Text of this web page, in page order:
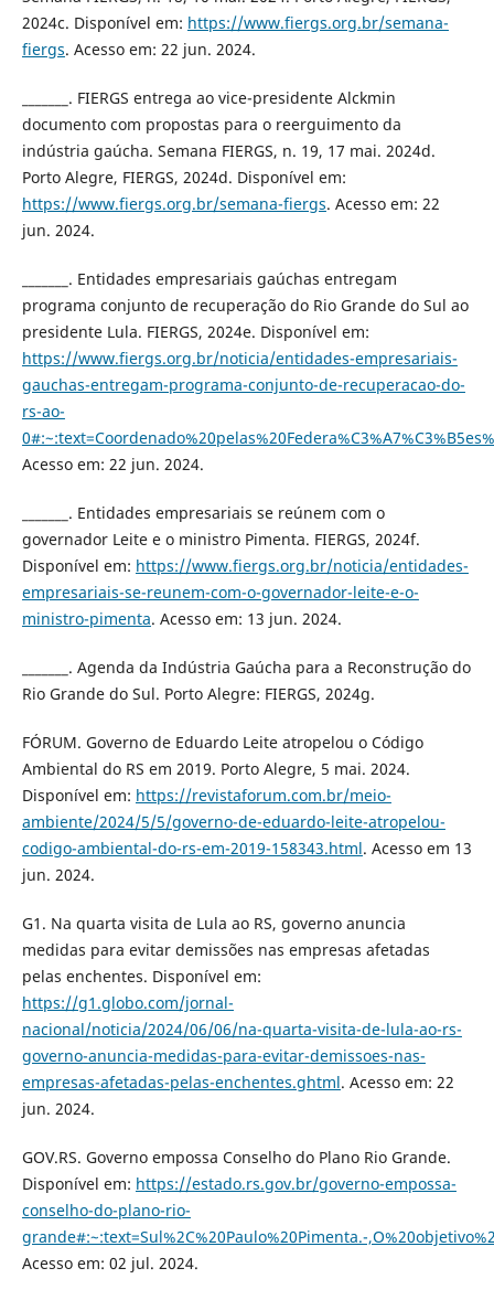
2024c. Disponível em: https://www.fiergs.org.br/semana-
fiergs. Acesso em: 22 jun. 2024.
_______. FIERGS entrega ao vice-presidente Alckmin
documento com propostas para o reerguimento da
indústria gaúcha. Semana FIERGS, n. 19, 17 mai. 2024d.
Porto Alegre, FIERGS, 2024d. Disponível em:
https://www.fiergs.org.br/semana-fiergs. Acesso em: 22
jun. 2024.
_______. Entidades empresariais gaúchas entregam
programa conjunto de recuperação do Rio Grande do Sul ao
presidente Lula. FIERGS, 2024e. Disponível em:
https://www.fiergs.org.br/noticia/entidades-empresariais-
gauchas-entregam-programa-conjunto-de-recuperacao-do-
rs-ao-
Acesso em: 22 jun. 2024.
_______. Entidades empresariais se reúnem com o
governador Leite e o ministro Pimenta. FIERGS, 2024f.
Disponível em: https://www.fiergs.org.br/noticia/entidades-
empresariais-se-reunem-com-o-governador-leite-e-o-
ministro-pimenta. Acesso em: 13 jun. 2024.
_______. Agenda da Indústria Gaúcha para a Reconstrução do
Rio Grande do Sul. Porto Alegre: FIERGS, 2024g.
FÓRUM. Governo de Eduardo Leite atropelou o Código
Ambiental do RS em 2019. Porto Alegre, 5 mai. 2024.
Disponível em: https://revistaforum.com.br/meio-
ambiente/2024/5/5/governo-de-eduardo-leite-atropelou-
codigo-ambiental-do-rs-em-2019-158343.html. Acesso em 13
jun. 2024.
G1. Na quarta visita de Lula ao RS, governo anuncia
medidas para evitar demissões nas empresas afetadas
pelas enchentes. Disponível em:
https://g1.globo.com/jornal-
nacional/noticia/2024/06/06/na-quarta-visita-de-lula-ao-rs-
governo-anuncia-medidas-para-evitar-demissoes-nas-
empresas-afetadas-pelas-enchentes.ghtml. Acesso em: 22
jun. 2024.
GOV.RS. Governo empossa Conselho do Plano Rio Grande.
Disponível em: https://estado.rs.gov.br/governo-empossa-
conselho-do-plano-rio-
grande#:~:text=Sul%2C%20Paulo%20Pimenta.-
Acesso em: 02 jul. 2024.